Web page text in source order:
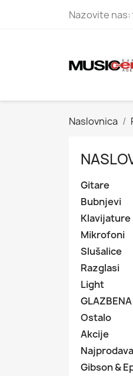
Nazovite nas:
Naslovnica
Gitare
Bubnjevi
Klavijature
Mikrofoni
Slušalice
Razglasi
Light
Ostalo
Akcije
Gibson &